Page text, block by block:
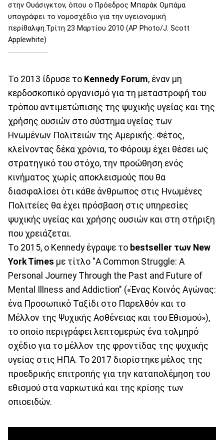
στην Ουάσιγκτον, όπου ο Πρόεδρος Μπαράκ Ομπάμα
υπογράφει το νομοσχέδιο για την υγειονομική
περίθαλψη.Τρίτη 23 Μαρτίου 2010 (AP Photo/J. Scott
Applewhite)
Το 2013 ίδρυσε το Kennedy Forum, έναν μη
κερδοσκοπικό οργανισμό για τη μεταστροφή του
τρόπου αντιμετώπισης της ψυχικής υγείας και της
χρήσης ουσιών στο σύστημα υγείας των
Ηνωμένων Πολιτειών της Αμερικής. Φέτος,
κλείνοντας δέκα χρόνια, το Φόρουμ έχει θέσει ως
στρατηγικό του στόχο, την προώθηση ενός
κινήματος χωρίς αποκλεισμούς που θα
διασφαλίσει ότι κάθε άνθρωπος στις Ηνωμένες
Πολιτείες θα έχει πρόσβαση στις υπηρεσίες
ψυχικής υγείας και χρήσης ουσιών και στη στήριξη
που χρειάζεται.
Το 2015, ο Kennedy έγραψε το bestseller των New
York Times με τίτλο "A Common Struggle: A
Personal Journey Through the Past and Future of
Mental Illness and Addiction" («Ένας Κοινός Αγώνας:
ένα Προσωπικό Ταξίδι στο Παρελθόν και το
Μέλλον της Ψυχικής Ασθένειας και του Εθισμού»),
το οποίο περιγράφει λεπτομερώς ένα τολμηρό
σχέδιο για το μέλλον της φροντίδας της ψυχικής
υγείας στις ΗΠΑ. Το 2017 διορίστηκε μέλος της
προεδρικής επιτροπής για την καταπολέμηση του
εθισμού στα ναρκωτικά και της κρίσης των
οπιοειδών.